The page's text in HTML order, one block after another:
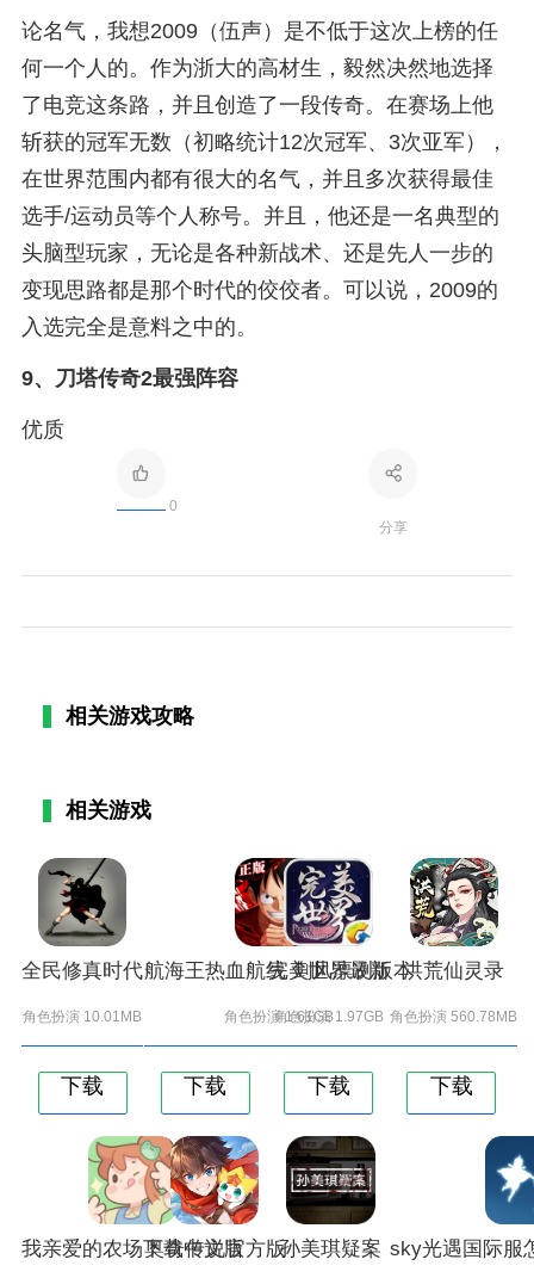
论名气，我想2009（伍声）是不低于这次上榜的任
何一个人的。作为浙大的高材生，毅然决然地选择
了电竞这条路，并且创造了一段传奇。在赛场上他
斩获的冠军无数（初略统计12次冠军、3次亚军），
在世界范围内都有很大的名气，并且多次获得最佳
选手/运动员等个人称号。并且，他还是一名典型的
头脑型玩家，无论是各种新战术、还是先人一步的
变现思路都是那个时代的佼佼者。可以说，2009的
入选完全是意料之中的。
9、 刀塔传奇2最强阵容
优质
0
分享
相关游戏攻略
相关游戏
全民修真时代
角色扮演 10.01MB
下载
航海王热血航线 剑风凛冽版本
角色扮演 1.61GB
下载
完美世界最新
角色扮演 1.97GB
下载
洪荒仙灵录
角色扮演 560.78MB
下载
我亲爱的农场下载中文版
奥奇传说官方版孙美琪疑案 sky光遇国际服